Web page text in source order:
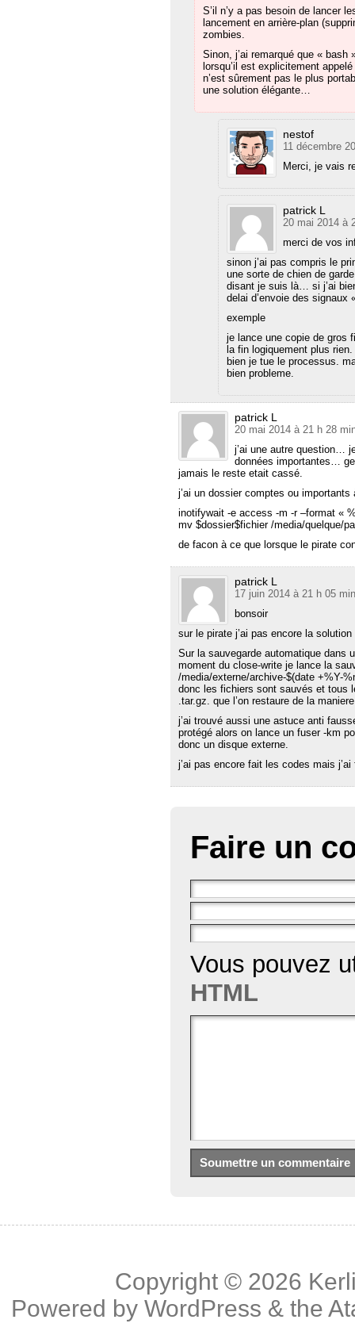
S’il n’y a pas besoin de lancer
lancement en arrière-plan
zombies.
Sinon, j’ai remarqué que « bash
lorsqu’il est explicitement
n’est sûrement pas le plus
une solution élégante…
nestof
11 décembre
Merci, je vais
patrick L
20 mai 2014 à
merci de vos
sinon j’ai pas compris le
une sorte de chien de
disant je suis là… si j’ai
delai d’envoie des signaux
exemple
je lance une copie de gros
la fin logiquement plus
bien je tue le processus.
bien probleme.
patrick L
20 mai 2014 à 21 h 28
j’ai une autre question…
données importantes…
jamais le reste etait cassé.
j’ai un dossier comptes ou
inotifywait -e access -m -r –format «
mv $dossier$fichier /media/quelque/
de facon à ce que lorsque le pirate
patrick L
17 juin 2014 à 21 h 05 min
bonsoir
sur le pirate j’ai pas encore la
Sur la sauvegarde automatique dans
moment du close-write je lance la
/media/externe/archive-$(date +%Y-
donc les fichiers sont sauvés et tous
.tar.gz. que l’on restaure de la
j’ai trouvé aussi une astuce anti
protégé alors on lance un fuser -km
donc un disque externe.
j’ai pas encore fait les codes mais
Faire un
Vous pouvez
HTML
Copyright © 2026
Powered by WordPress & the